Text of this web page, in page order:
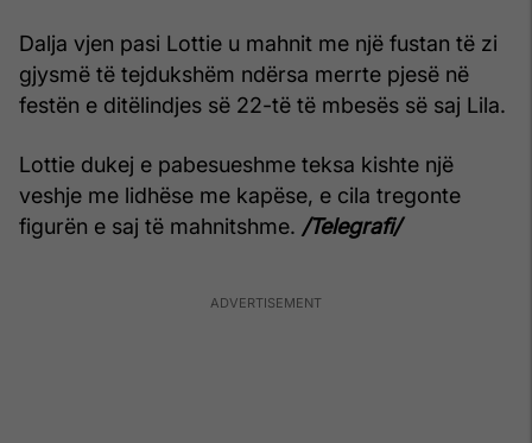
Dalja vjen pasi Lottie u mahnit me një fustan të zi
gjysmë të tejdukshëm ndërsa merrte pjesë në
festën e ditëlindjes së 22-të të mbesës së saj Lila.
Lottie dukej e pabesueshme teksa kishte një
veshje me lidhëse me kapëse, e cila tregonte
figurën e saj të mahnitshme. /Telegrafi/